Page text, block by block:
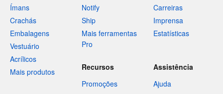
Ímans
Crachás
Embalagens
Vestuário
Acrílicos
Mais produtos
Notify
Ship
Mais ferramentas
Pro
Carreiras
Imprensa
Estatísticas
Recursos
Promoções
Assistência
Ajuda